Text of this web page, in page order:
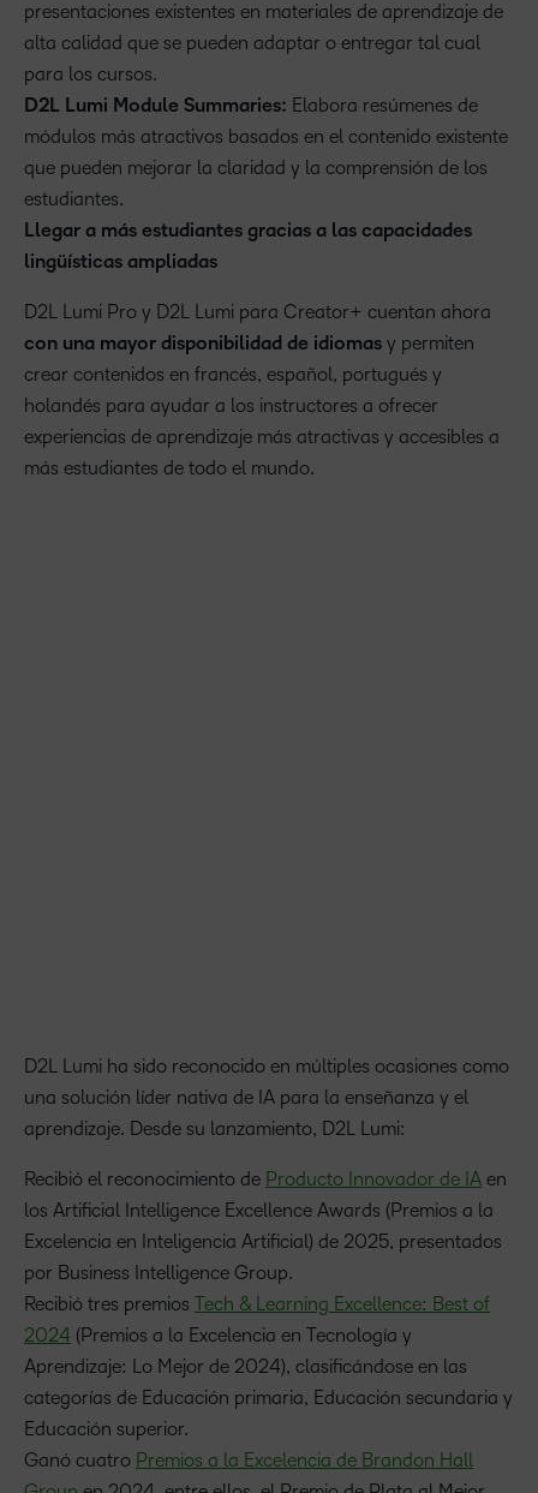
presentaciones existentes en materiales de aprendizaje de
alta calidad que se pueden adaptar o entregar tal cual
para los cursos.
D2L Lumi Module Summaries: Elabora resúmenes de
módulos más atractivos basados en el contenido existente
que pueden mejorar la claridad y la comprensión de los
estudiantes.
Llegar a más estudiantes gracias a las capacidades
lingüísticas ampliadas
D2L Lumi Pro y D2L Lumi para Creator+ cuentan ahora
con una mayor disponibilidad de idiomas y permiten
crear contenidos en francés, español, portugués y
holandés para ayudar a los instructores a ofrecer
experiencias de aprendizaje más atractivas y accesibles a
más estudiantes de todo el mundo.
D2L Lumi ha sido reconocido en múltiples ocasiones como
una solución líder nativa de IA para la enseñanza y el
aprendizaje. Desde su lanzamiento, D2L Lumi:
Recibió el reconocimiento de Producto Innovador de IA en
los Artificial Intelligence Excellence Awards (Premios a la
Excelencia en Inteligencia Artificial) de 2025, presentados
por Business Intelligence Group.
Recibió tres premios Tech & Learning Excellence: Best of
2024 (Premios a la Excelencia en Tecnología y
Aprendizaje: Lo Mejor de 2024), clasificándose en las
categorías de Educación primaria, Educación secundaria y
Educación superior.
Ganó cuatro Premios a la Excelencia de Brandon Hall